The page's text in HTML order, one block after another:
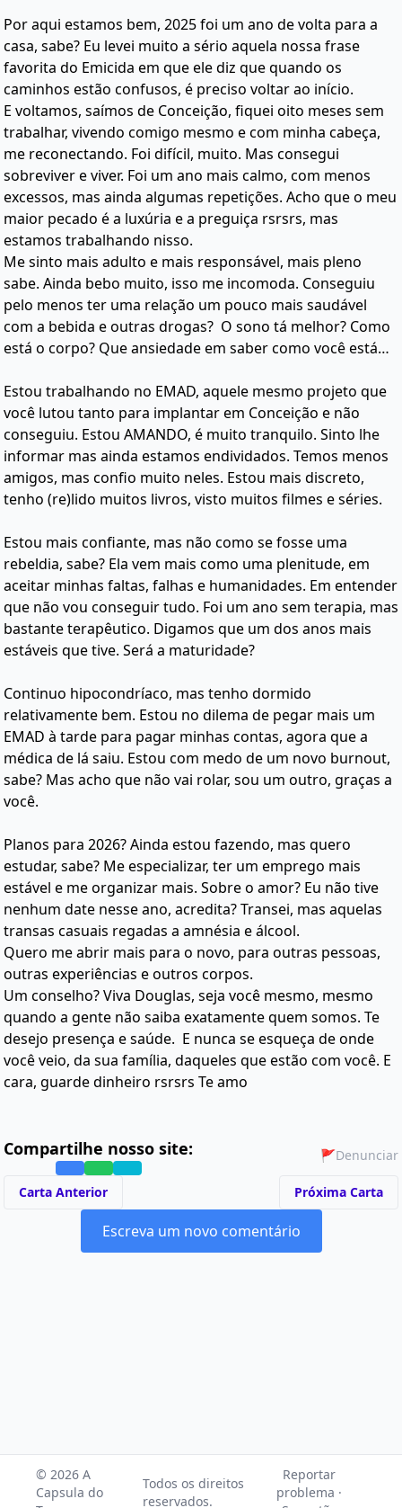
Por aqui estamos bem, 2025 foi um ano de volta para a
casa, sabe? Eu levei muito a sério aquela nossa frase
favorita do Emicida em que ele diz que quando os
caminhos estão confusos, é preciso voltar ao início.
E voltamos, saímos de Conceição, fiquei oito meses sem
trabalhar, vivendo comigo mesmo e com minha cabeça,
me reconectando. Foi difícil, muito. Mas consegui
sobreviver e viver. Foi um ano mais calmo, com menos
excessos, mas ainda algumas repetições. Acho que o meu
maior pecado é a luxúria e a preguiça rsrsrs, mas
estamos trabalhando nisso.
Me sinto mais adulto e mais responsável, mais pleno
sabe. Ainda bebo muito, isso me incomoda. Conseguiu
pelo menos ter uma relação um pouco mais saudável
com a bebida e outras drogas? O sono tá melhor? Como
está o corpo? Que ansiedade em saber como você está…
Estou trabalhando no EMAD, aquele mesmo projeto que
você lutou tanto para implantar em Conceição e não
conseguiu. Estou AMANDO, é muito tranquilo. Sinto lhe
informar mas ainda estamos endividados. Temos menos
amigos, mas confio muito neles. Estou mais discreto,
tenho (re)lido muitos livros, visto muitos filmes e séries.
Estou mais confiante, mas não como se fosse uma
rebeldia, sabe? Ela vem mais como uma plenitude, em
aceitar minhas faltas, falhas e humanidades. Em entender
que não vou conseguir tudo. Foi um ano sem terapia, mas
bastante terapêutico. Digamos que um dos anos mais
estáveis que tive. Será a maturidade?
Continuo hipocondríaco, mas tenho dormido
relativamente bem. Estou no dilema de pegar mais um
EMAD à tarde para pagar minhas contas, agora que a
médica de lá saiu. Estou com medo de um novo burnout,
sabe? Mas acho que não vai rolar, sou um outro, graças a
você.
Planos para 2026? Ainda estou fazendo, mas quero
estudar, sabe? Me especializar, ter um emprego mais
estável e me organizar mais. Sobre o amor? Eu não tive
nenhum date nesse ano, acredita? Transei, mas aquelas
transas casuais regadas a amnésia e álcool.
Quero me abrir mais para o novo, para outras pessoas,
outras experiências e outros corpos.
Um conselho? Viva Douglas, seja você mesmo, mesmo
quando a gente não saiba exatamente quem somos. Te
desejo presença e saúde. E nunca se esqueça de onde
você veio, da sua família, daqueles que estão com você. E
cara, guarde dinheiro rsrsrs Te amo
Compartilhe nosso site: 🚩Denunciar
Carta Anterior Próxima Carta
Escreva um novo comentário
© 2026 A
Capsula do
Todos os direitos
reservados.
Reportar
problema ·